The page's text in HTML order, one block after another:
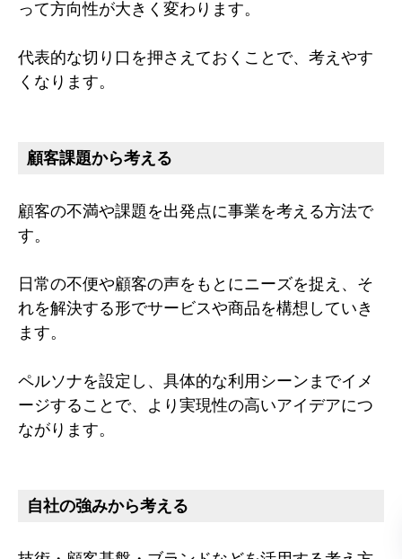
って方向性が大きく変わります。
代表的な切り口を押さえておくことで、考えやす
くなります。
顧客課題から考える
顧客の不満や課題を出発点に事業を考える方法で
す。
日常の不便や顧客の声をもとにニーズを捉え、そ
れを解決する形でサービスや商品を構想していき
ます。
ペルソナを設定し、具体的な利用シーンまでイメ
ージすることで、より実現性の高いアイデアにつ
ながります。
自社の強みから考える